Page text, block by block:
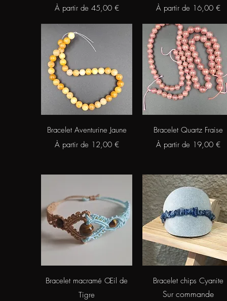
À partir de 45,00 €
Prix promotionnel
À partir de 16,00 €
Prix promotionnel
Aperçu rapide
Bracelet Aventurine Jaune
À partir de 12,00 €
Prix promotionnel
Aperçu rapide
Bracelet Quartz Fraise
À partir de 19,00 €
Prix promotionnel
Aperçu rapide
Bracelet macramé Œil de
Tigre
Aperçu rapide
Bracelet chips Cyanite
Sur commande